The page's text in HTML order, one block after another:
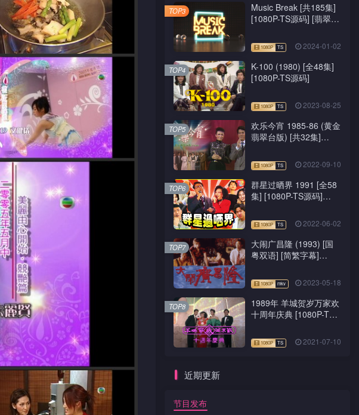
Music Break [共185集]
[1080P-TS源码] [翡翠
2024-01-02
TOP3
K-100 (1980) [全48集]
[1080P-TS源码]
2023-08-25
TOP4
欢乐今宵 1985-86 (黄金
翡翠台版) [共32集]
2022-09-10
TOP5
群星过晒界 1991 [全58
集] [1080P-TS源码]
2022-06-02
TOP6
大闹广昌隆 (1993) [国
粤双语] [简繁字幕]
2023-05-18
TOP7
1989年 羊城贺岁万家欢
十周年庆典 [1080P-TS
2021-07-10
TOP8
近期更新
节目发布